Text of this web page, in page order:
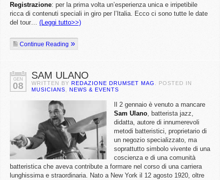
Registrazione: per la prima volta un’esperienza unica e irripetibile
ricca di contenuti speciali in giro per l’Italia. Ecco ci sono tutte le date
del tour… (Leggi tutto>>)
Continue Reading
GEN
08
SAM ULANO
WRITTEN BY REDAZIONE DRUMSET MAG
. POSTED IN
MUSICIANS
NEWS & EVENTS
Il 2 gennaio è venuto a mancare
Sam Ulano, batterista jazz,
didatta, autore di innumerevoli
metodi batteristici, proprietario di
un negozio specializzato, ma
soprattutto simbolo vivente di una
coscienza e di una comunità
batteristica che aveva contribute a formare nel corso di una carriera
lunghissima e straordinaria. Nato a New York il 12 agosto 1920, oltre